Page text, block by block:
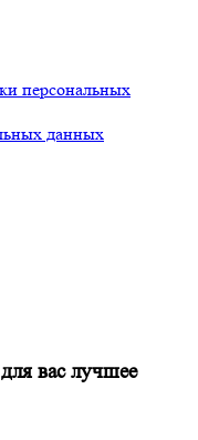
персональных
данных
для вас лучшее